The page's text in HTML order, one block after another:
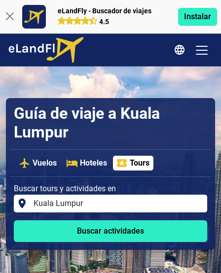
eLandFly - Buscador de viajes
4.5
Instalar
Guía de viaje a Kuala
Lumpur
Vuelos Hoteles Tours
Buscar tours y actividades en
Buscar actividades